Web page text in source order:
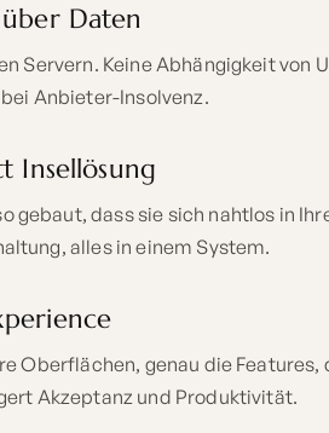
Daten
Servern. Keine Abhängigkeit von
Anbieter-Insolvenz.
Insellösung
gebaut, dass sie sich nahtlos in
alles in einem System.
Oberflächen, genau die
Akzeptanz und Produktivität.